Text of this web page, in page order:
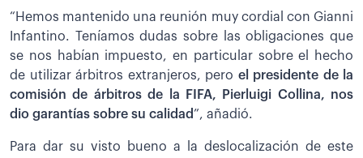
“Hemos mantenido una reunión muy cordial con Gianni
Infantino. Teníamos dudas sobre las obligaciones que
se nos habían impuesto, en particular sobre el hecho
de utilizar árbitros extranjeros, pero el presidente de la
comisión de árbitros de la FIFA, Pierluigi Collina, nos
dio garantías sobre su calidad ”, añadió.
Para dar su visto bueno a la deslocalización de este